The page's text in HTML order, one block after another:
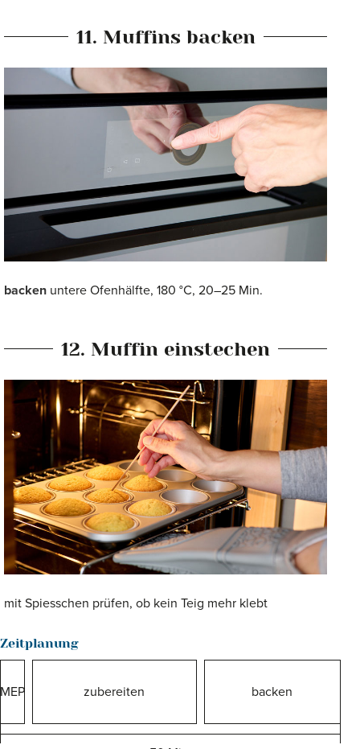
11. Muffins backen
backen untere Ofenhälfte, 180 °C, 20–25 Min.
12. Muffin einstechen
mit Spiesschen prüfen, ob kein Teig mehr klebt
Zeitplanung
MEP zubereiten backen